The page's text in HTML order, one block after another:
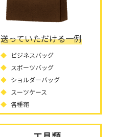
送っていただける一例
ビジネスバッグ
スポーツバッグ
ショルダーバッグ
スーツケース
各種鞄